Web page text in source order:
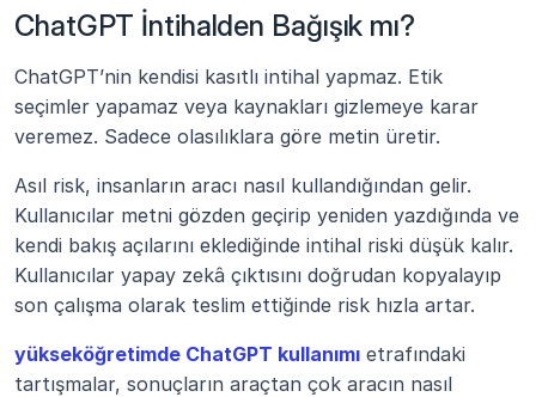
ChatGPT İntihalden Bağışık mı?
ChatGPT’nin kendisi kasıtlı intihal yapmaz. Etik
seçimler yapamaz veya kaynakları gizlemeye karar
veremez. Sadece olasılıklara göre metin üretir.
Asıl risk, insanların aracı nasıl kullandığından gelir.
Kullanıcılar metni gözden geçirip yeniden yazdığında ve
kendi bakış açılarını eklediğinde intihal riski düşük kalır.
Kullanıcılar yapay zekâ çıktısını doğrudan kopyalayıp
son çalışma olarak teslim ettiğinde risk hızla artar.
yükseköğretimde ChatGPT kullanımı etrafındaki
tartışmalar, sonuçların araçtan çok aracın nasıl